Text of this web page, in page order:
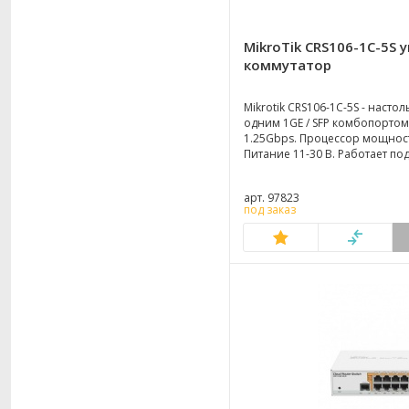
MikroTik CRS106-1C-5S
коммутатор
Mikrotik CRS106-1C-5S -
одним 1GE / SFP
1.25Gbps. Процессор
Питание 11-30 В. Работает
арт. 97823
под заказ